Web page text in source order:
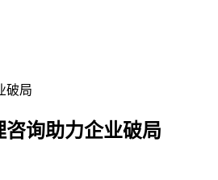
破局
询助力企业破局